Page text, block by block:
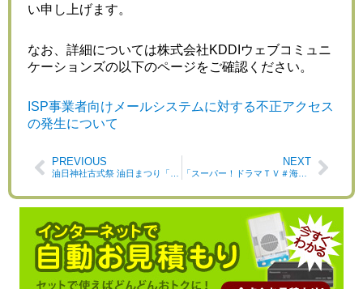
い申し上げます。
なお、詳細については株式会社KDDIウェブコミュニ
ケーションズの以下のページをご確認ください。
ISP事業者向けメールシステムに対する不正アクセス
の発生について
PREVIOUS NEXT
「スーパー！ドラマＴＶ＃海外ドラマ☆エンタメ」6月末 放送終了のお知らせ